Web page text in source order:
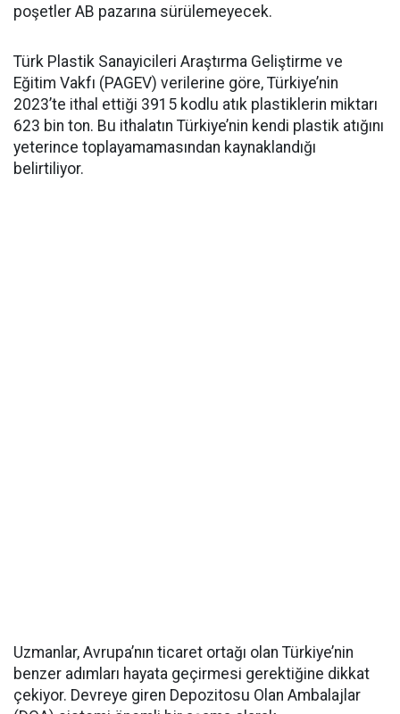
poşetler AB pazarına sürülemeyecek.
Türk Plastik Sanayicileri Araştırma Geliştirme ve
Eğitim Vakfı (PAGEV) verilerine göre, Türkiye’nin
2023’te ithal ettiği 3915 kodlu atık plastiklerin miktarı
623 bin ton. Bu ithalatın Türkiye’nin kendi plastik atığını
yeterince toplayamamasından kaynaklandığı
belirtiliyor.
Uzmanlar, Avrupa’nın ticaret ortağı olan Türkiye’nin
benzer adımları hayata geçirmesi gerektiğine dikkat
çekiyor. Devreye giren Depozitosu Olan Ambalajlar